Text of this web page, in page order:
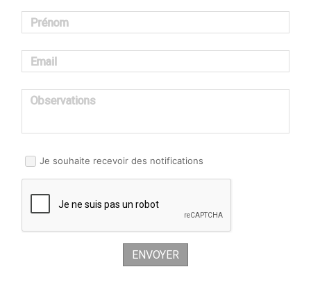
Prénom
Email
Observations
Je souhaite recevoir des notifications
ENVOYER